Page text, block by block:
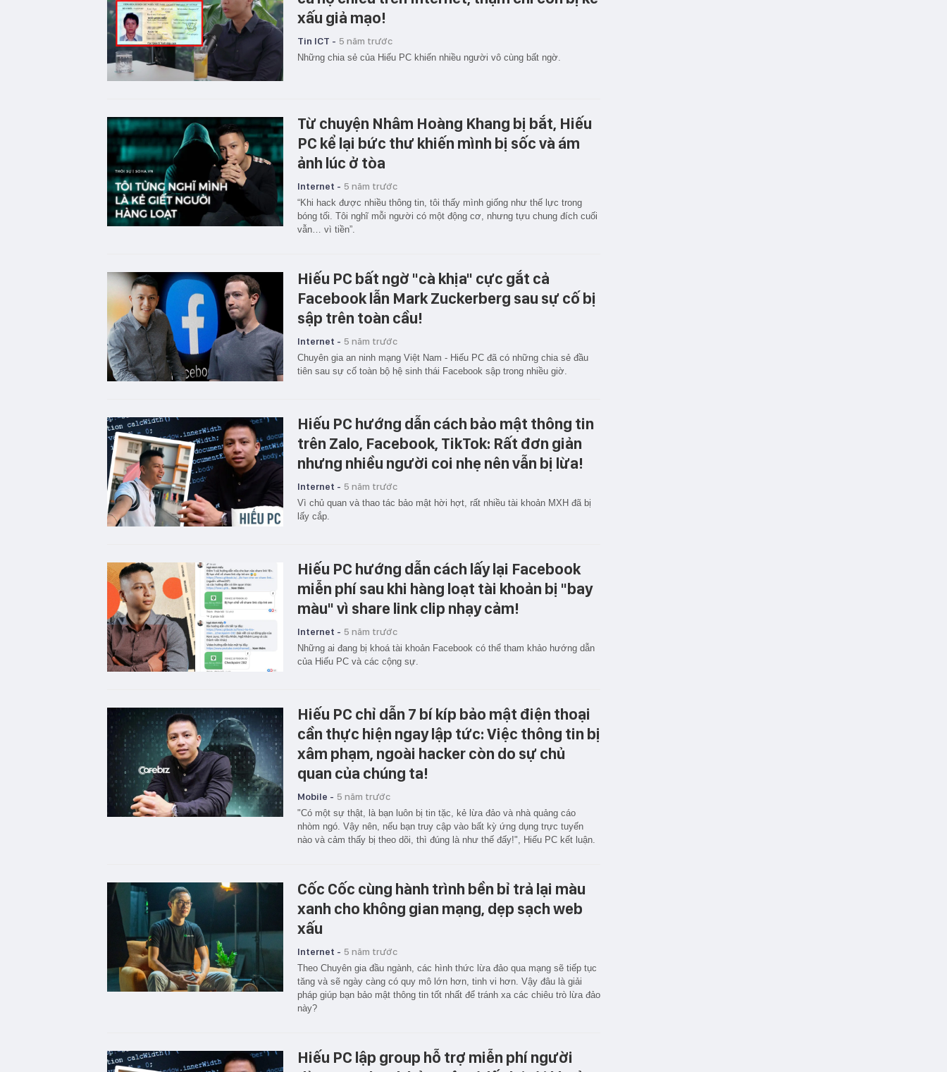
xấu giả mạo!
Tin ICT - 5 năm trước
Những chia sẻ của Hiếu PC khiến nhiều người vô cùng bất ngờ.
Từ chuyện Nhâm Hoàng Khang bị bắt, Hiếu
PC kể lại bức thư khiến mình bị sốc và ám
ảnh lúc ở tòa
Internet - 5 năm trước
“Khi hack được nhiều thông tin, tôi thấy mình giống như thế lực trong
bóng tối. Tôi nghĩ mỗi người có một động cơ, nhưng tựu chung đích cuối
vẫn… vì tiền”.
Hiếu PC bất ngờ "cà khịa" cực gắt cả
Facebook lẫn Mark Zuckerberg sau sự cố bị
sập trên toàn cầu!
Internet - 5 năm trước
Chuyên gia an ninh mạng Việt Nam - Hiếu PC đã có những chia sẻ đầu
tiên sau sự cố toàn bộ hệ sinh thái Facebook sập trong nhiều giờ.
Hiếu PC hướng dẫn cách bảo mật thông tin
trên Zalo, Facebook, TikTok: Rất đơn giản
nhưng nhiều người coi nhẹ nên vẫn bị lừa!
Internet - 5 năm trước
Vì chủ quan và thao tác bảo mật hời hợt, rất nhiều tài khoản MXH đã bị
lấy cắp.
Hiếu PC hướng dẫn cách lấy lại Facebook
miễn phí sau khi hàng loạt tài khoản bị "bay
màu" vì share link clip nhạy cảm!
Internet - 5 năm trước
Những ai đang bị khoá tài khoản Facebook có thể tham khảo hướng dẫn
của Hiếu PC và các cộng sự.
Hiếu PC chỉ dẫn 7 bí kíp bảo mật điện thoại
cần thực hiện ngay lập tức: Việc thông tin bị
xâm phạm, ngoài hacker còn do sự chủ
quan của chúng ta!
Mobile - 5 năm trước
"Có một sự thật, là bạn luôn bị tin tặc, kẻ lừa đảo và nhà quảng cáo
nhòm ngó. Vậy nên, nếu bạn truy cập vào bất kỳ ứng dụng trực tuyến
nào và cảm thấy bị theo dõi, thì đúng là như thế đấy!", Hiếu PC kết luận.
Cốc Cốc cùng hành trình bền bỉ trả lại màu
xanh cho không gian mạng, dẹp sạch web
xấu
Internet - 5 năm trước
Theo Chuyên gia đầu ngành, các hình thức lừa đảo qua mạng sẽ tiếp tục
tăng và sẽ ngày càng có quy mô lớn hơn, tinh vi hơn. Vậy đâu là giải
pháp giúp bạn bảo mật thông tin tốt nhất để tránh xa các chiêu trò lừa đảo
này?
Hiếu PC lập group hỗ trợ miễn phí người